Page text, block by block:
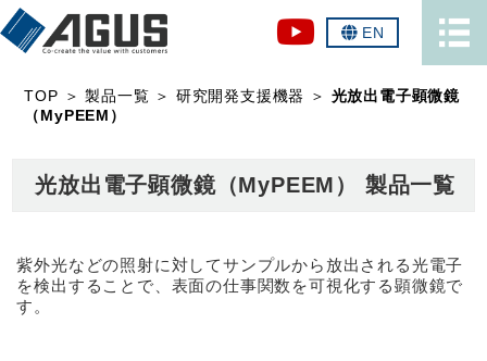
EN
TOP ＞製品一覧 ＞ 研究開発支援機器 ＞ 光放出電子顕微鏡
（MyPEEM）
光放出電子顕微鏡（MyPEEM） 製品一覧
紫外光などの照射に対してサンプルから放出される光電子
を検出することで、表面の仕事関数を可視化する顕微鏡で
す。